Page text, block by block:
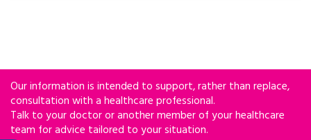
Our information is intended to support, rather than replace,
consultation with a healthcare professional.
Talk to your doctor or another member of your healthcare
team for advice tailored to your situation.